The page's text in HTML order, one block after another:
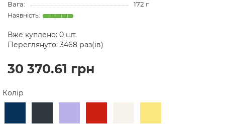
Вага:
172 г
Вже куплено: 0 шт.
Переглянуто: 3468 раз(ів)
30 370.61 грн
Колір